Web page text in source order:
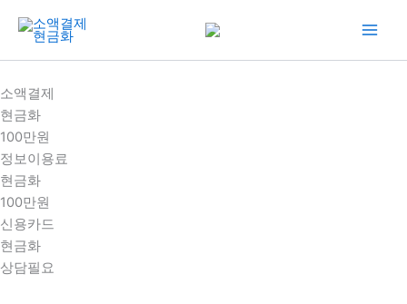
건
너
뛰
기
소액결제
현금화
100만원
정보이용료
현금화
100만원
신용카드
현금화
상담필요